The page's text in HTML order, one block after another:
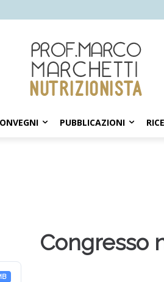
PUBBLICAZIONI
Congresso